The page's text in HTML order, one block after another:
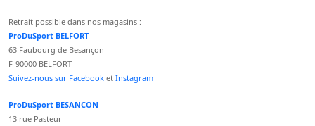
Retrait possible dans nos magasins :
ProDuSport BELFORT
63 Faubourg de Besançon
F-90000 BELFORT
Suivez-nous sur Facebook et Instagram
ProDuSport BESANCON
13 rue Pasteur